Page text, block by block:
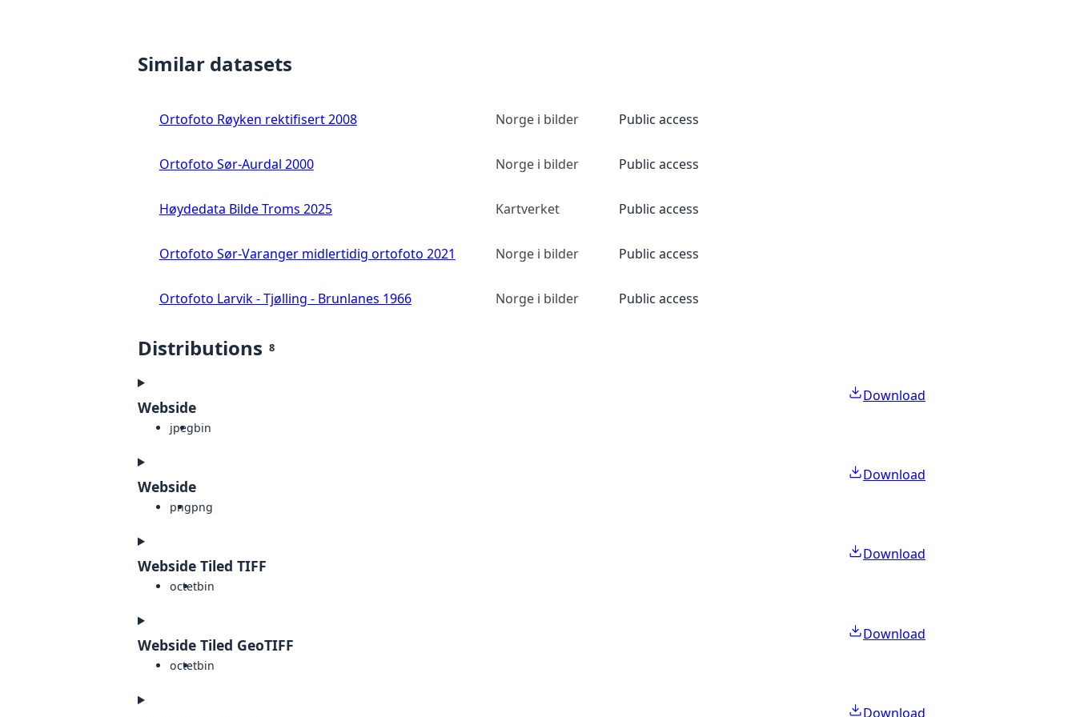
Similar datasets
Ortofoto Røyken rektifisert 2008 Norge i bilder Public access
Ortofoto Sør-Aurdal 2000 Norge i bilder Public access
Høydedata Bilde Troms 2025 Kartverket Public access
Ortofoto Sør-Varanger midlertidig ortofoto 2021 Norge i bilder Public access
Ortofoto Larvik - Tjølling - Brunlanes 1966 Norge i bilder Public access
Distributions 8
Webside
jpegbin
Download
Webside
pngpng
Download
Webside Tiled TIFF
octetbin
Download
Webside Tiled GeoTIFF
octetbin
Download
Download